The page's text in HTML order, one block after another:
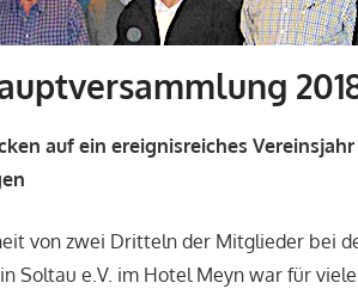
auf ein ereignisreiches
von zwei Dritteln der Mitglieder bei
Soltau e.V. im Hotel Meyn war für